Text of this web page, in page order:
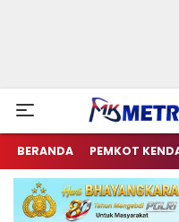
Berita Terkini
BERANDA PEMKOT